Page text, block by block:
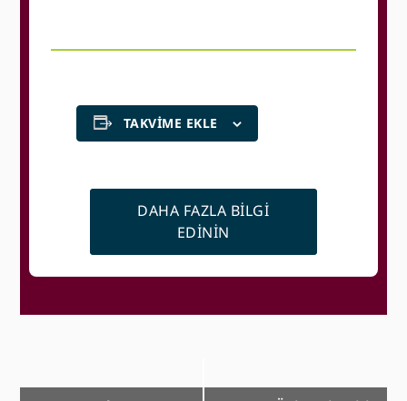
TAKVIME EKLE
DAHA FAZLA BILGI
EDININ